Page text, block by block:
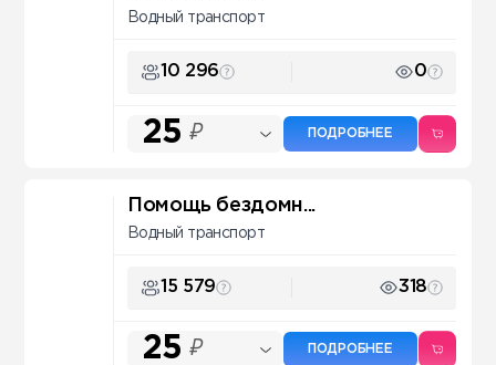
Водный транспорт
10 296 0
25 ₽ ПОДРОБНЕЕ
Помощь бездомн...
Водный транспорт
15 579 318
25 ₽ ПОДРОБНЕЕ